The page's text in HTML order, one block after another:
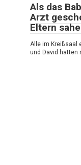
Als das
Arzt
Eltern
Alle im Kreißsaal
und David hatten